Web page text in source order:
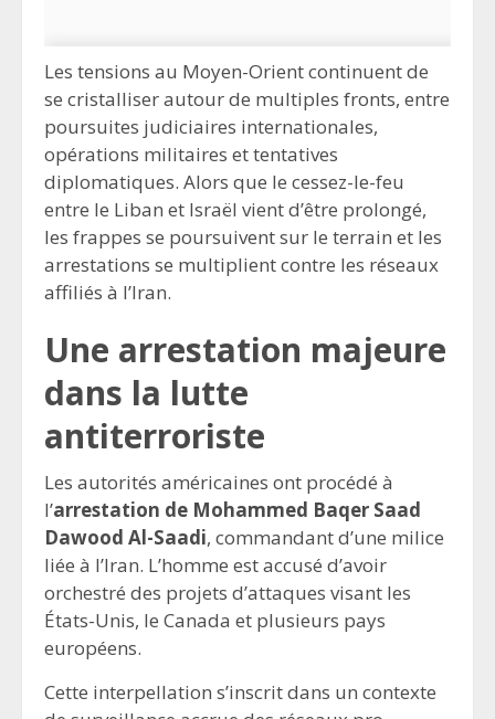
Les tensions au Moyen-Orient continuent de
se cristalliser autour de multiples fronts, entre
poursuites judiciaires internationales,
opérations militaires et tentatives
diplomatiques. Alors que le cessez-le-feu
entre le Liban et Israël vient d’être prolongé,
les frappes se poursuivent sur le terrain et les
arrestations se multiplient contre les réseaux
affiliés à l’Iran.
Une arrestation majeure
dans la lutte
antiterroriste
Les autorités américaines ont procédé à
l’arrestation de Mohammed Baqer Saad
Dawood Al-Saadi, commandant d’une milice
liée à l’Iran. L’homme est accusé d’avoir
orchestré des projets d’attaques visant les
États-Unis, le Canada et plusieurs pays
européens.
Cette interpellation s’inscrit dans un contexte